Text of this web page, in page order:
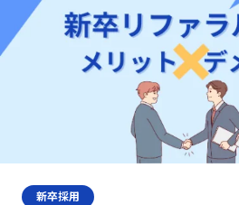
新卒採用